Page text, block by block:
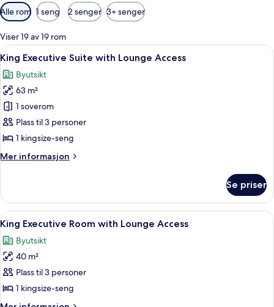
Tilgjengelige
filtre
for
rom
Alle rom 1 seng 2 senger 3+ senger
Viser 19 av 19 rom
Åpne
alle
bildene
av
King
Executive
Suite
Lounge
6
King Executive Suite with Lounge Access
Byutsikt
63 m²
1 soverom
Plass til 3 personer
1 kingsize-seng
Mer informasjon
Mer
Executive
Suite
with
Lounge
Access
Se priser
Åpne
alle
bildene
av
King
Executive
Room
Sengetøy av topp kvalitet,
7
King Executive Room with Lounge Access
Byutsikt
40 m²
Plass til 3 personer
1 kingsize-seng